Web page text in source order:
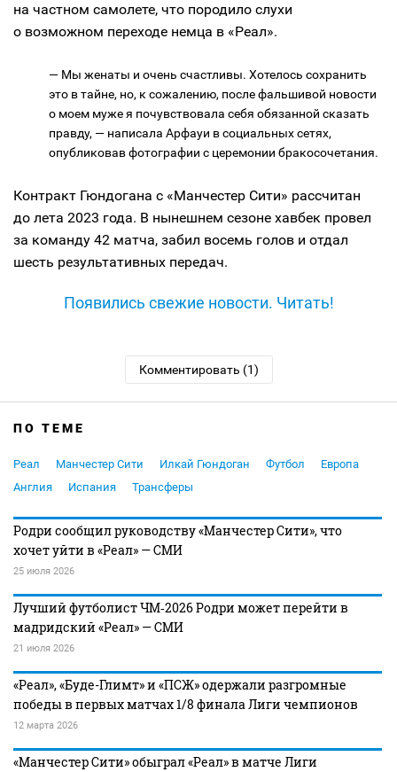
на частном самолете, что породило слухи
о возможном переходе немца в «Реал».
— Мы женаты и очень счастливы. Хотелось сохранить
это в тайне, но, к сожалению, после фальшивой новости
о моем муже я почувствовала себя обязанной сказать
правду, — написала Арфауи в социальных сетях,
опубликовав фотографии с церемонии бракосочетания.
Контракт Гюндогана с «Манчестер Сити» рассчитан
до лета 2023 года. В нынешнем сезоне хавбек провел
за команду 42 матча, забил восемь голов и отдал
шесть результативных передач.
Появились свежие новости. Читать!
Комментировать (1)
ПО ТЕМЕ
Реал Манчестер Сити Илкай Гюндоган Футбол
Европа
Англия
Испания Трансферы
Родри сообщил руководству «Манчестер Сити», что
хочет уйти в «Реал» — СМИ
25 июля 2026
Лучший футболист ЧМ‑2026 Родри может перейти в
мадридский «Реал» — СМИ
21 июля 2026
«Реал», «Буде-Глимт» и «ПСЖ» одержали разгромные
победы в первых матчах 1/8 финала Лиги чемпионов
12 марта 2026
«Манчестер Сити» обыграл «Реал» в матче Лиги